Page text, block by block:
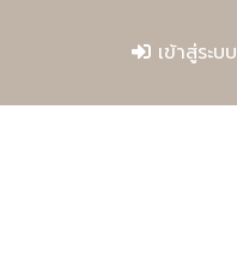
เข้าสู่ระบบ